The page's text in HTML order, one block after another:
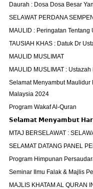
Daurah : Dosa Dosa Besar
SELAWAT PERDANA
MAULID : Peringatan Tentang
TAUSIAH KHAS : Datuk Dr
MAULID MUSLIMAT
MAULID MUSLIMAT :
Selamat Menyambut
Malaysia 2024
Program Wakaf Al-Quran
𝗦𝗲𝗹𝗮𝗺𝗮𝘁 𝗠𝗲𝗻𝘆𝗮𝗺𝗯𝘂𝘁
MTAJ BERSELAWAT :
SELAMAT DATANG PANEL
Program Himpunan
Seminar Ilmu Falak & Majlis
MAJLIS KHATAM AL QURAN